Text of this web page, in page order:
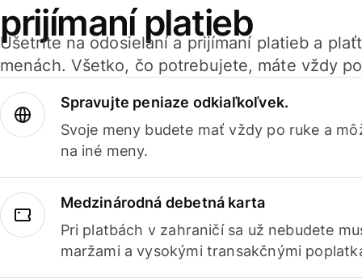
prijímaní platieb
Ušetrite na odosielaní a prijímaní platieb a
menách. Všetko, čo potrebujete, máte vždy
Spravujte peniaze odkiaľkoľvek.
Svoje meny budete mať vždy po ruke a
na iné meny.
Medzinárodná debetná karta
Pri platbách v zahraničí sa už nebudete
maržami a vysokými transakčnými